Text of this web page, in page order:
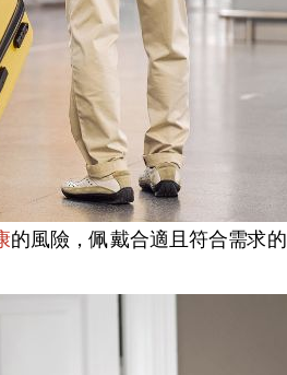
的風險，佩戴合適且符合需求的